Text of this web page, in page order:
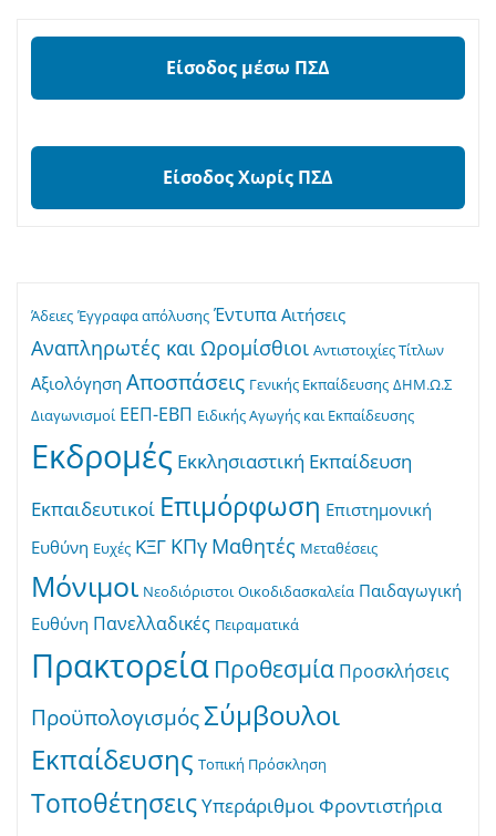
Είσοδος μέσω ΠΣΔ
Είσοδος Χωρίς ΠΣΔ
Άδειες Έγγραφα απόλυσης Έντυπα Αιτήσεις
Αναπληρωτές και Ωρομίσθιοι Αντιστοιχίες Τίτλων
Αξιολόγηση Αποσπάσεις Γενικής Εκπαίδευσης ΔΗΜ.Ω.Σ
Διαγωνισμοί ΕΕΠ-ΕΒΠ Ειδικής Αγωγής και Εκπαίδευσης
Εκδρομές Εκκλησιαστική Εκπαίδευση
Εκπαιδευτικοί Επιμόρφωση Επιστημονική
Ευθύνη Ευχές ΚΞΓ ΚΠγ Μαθητές Μεταθέσεις
Μόνιμοι Νεοδιόριστοι Οικοδιδασκαλεία Παιδαγωγική
Ευθύνη Πανελλαδικές Πειραματικά
Πρακτορεία Προθεσμία Προσκλήσεις
ΠροϋπολογισμόςΣύμβουλοι
Εκπαίδευσης Τοπική Πρόσκληση
ΤοποθέτησειςΥπεράριθμοι Φροντιστήρια